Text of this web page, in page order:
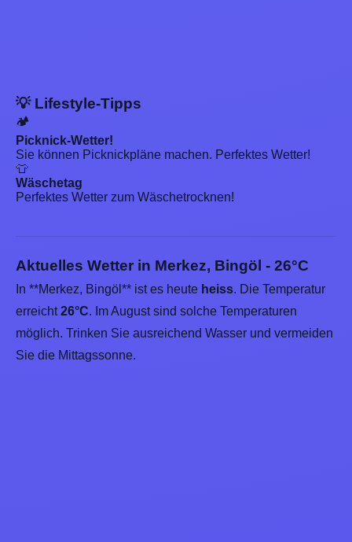
💡 Lifestyle-Tipps
🏕️
Picknick-Wetter!
Sie können Picknickpläne machen. Perfektes Wetter!
👕
Wäschetag
Perfektes Wetter zum Wäschetrocknen!
Aktuelles Wetter in Merkez, Bingöl - 26°C
In **Merkez, Bingöl** ist es heute heiss. Die Temperatur
erreicht26°C. Im August sind solche Temperaturen
möglich. Trinken Sie ausreichend Wasser und vermeiden
Sie die Mittagssonne.